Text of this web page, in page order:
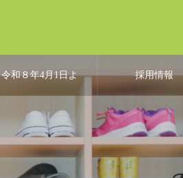
令和８年4月1日よ
り、こども誰でも
通園制度開始
採用情報